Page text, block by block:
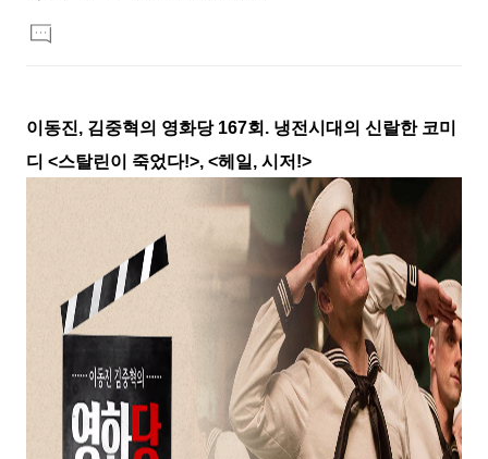
문
댓
글
이동진, 김중혁의 영화당 167회. 냉전시대의 신랄한 코미
디 <스탈린이 죽었다!>, <헤일, 시저!>